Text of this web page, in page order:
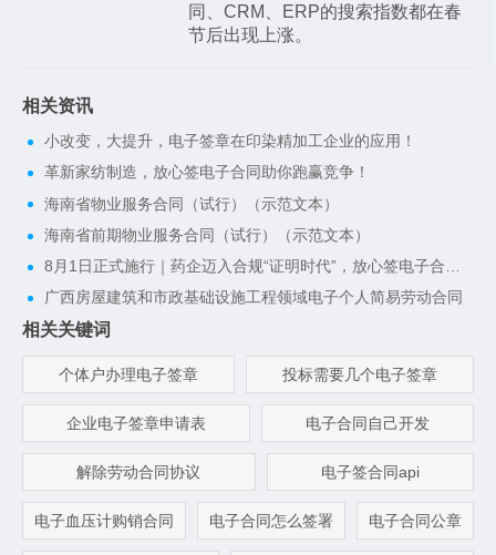
同、CRM、ERP的搜索指数都在春
节后出现上涨。
相关资讯
小改变，大提升，电子签章在印染精加工企业的应用！
革新家纺制造，放心签电子合同助你跑赢竞争！
海南省物业服务合同（试行）（示范文本）
海南省前期物业服务合同（试行）（示范文本）
广西房屋建筑和市政基础设施工程领域电子个人简易劳动合同
相关关键词
个体户办理电子签章 投标需要几个电子签章
企业电子签章申请表 电子合同自己开发
解除劳动合同协议 电子签合同api
电子血压计购销合同 电子合同怎么签署 电子合同公章